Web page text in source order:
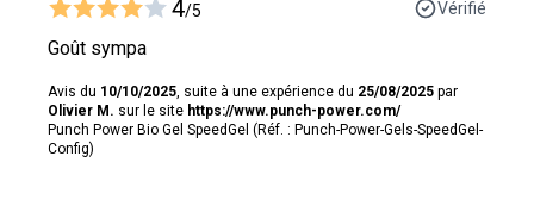
4/5 Vérifié
Goût sympa
Avis du 10/10/2025 , suite à une expérience du 25/08/2025 par
Olivier M. sur le site https://www.punch-power.com/
Punch Power Bio Gel SpeedGel (Réf. : Punch-Power-Gels-SpeedGel-
Config)